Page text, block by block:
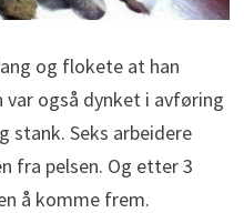
og flokete at han
var også dynket i avføring
stank. Seks arbeidere
fra pelsen. Og etter 3
å komme frem.